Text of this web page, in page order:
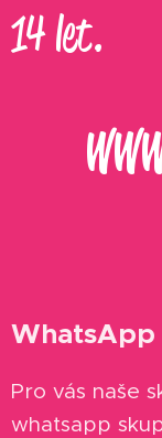
14 let.
WhatsApp
Pro vás naše
whatsapp